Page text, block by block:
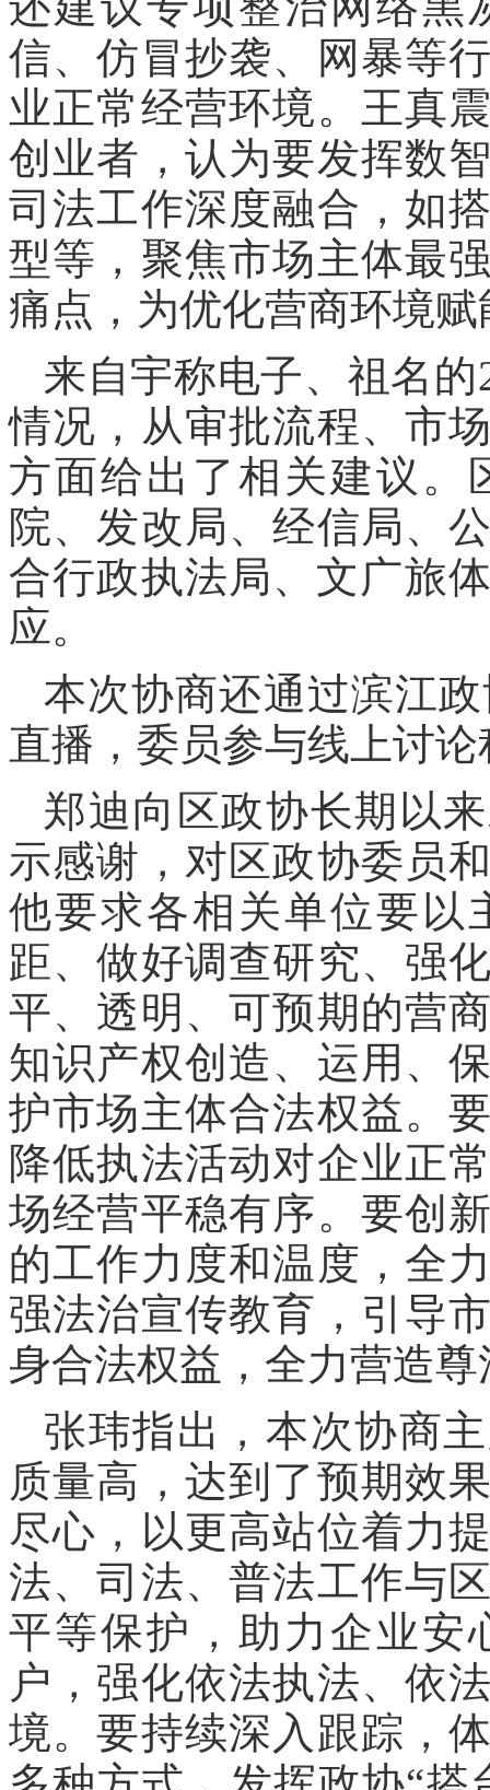
信、仿冒抄袭、网暴等
业正常经营环境。王真
创业者，认为要发挥数
司法工作深度融合，如
型等，聚焦市场主体最
痛点，为优化营商环境赋
来自宇称电子、祖名
情况，从审批流程、市
方面给出了相关建议。
院、发改局、经信局、
合行政执法局、文广旅
应。
本次协商还通过滨江
直播，委员参与线上讨
郑迪向区政协长期以
示感谢，对区政协委员
他要求各相关单位要以
距、做好调查研究、强
平、透明、可预期的营
知识产权创造、运用、
护市场主体合法权益。
降低执法活动对企业正
场经营平稳有序。要创
的工作力度和温度，全
强法治宣传教育，引导
身合法权益，全力营造
张玮指出，本次协商
质量高，达到了预期效
尽心，以更高站位着力
法、司法、普法工作与
平等保护，助力企业安
户，强化依法执法、依
境。要持续深入跟踪，